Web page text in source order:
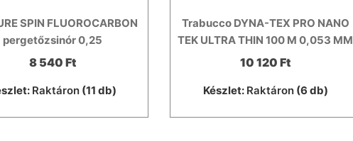
SPIN FLUOROCARBON
pergetőzsinór 0,25
8 540 Ft
Raktáron(11 db)
Trabucco DYNA-TEX PRO NANO
TEK ULTRA THIN 100 M 0,053 MM
10 120 Ft
Készlet: Raktáron(6 db)